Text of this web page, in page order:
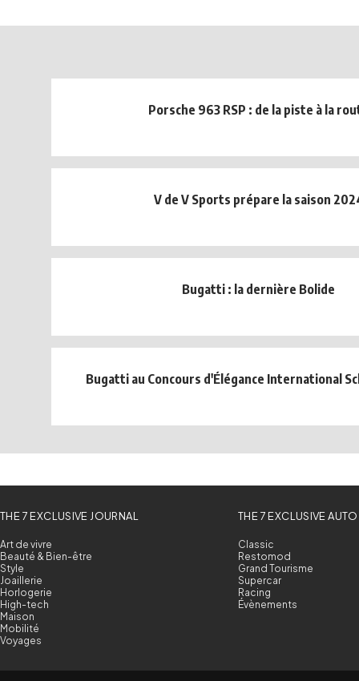
Porsche 963 RSP : de la piste à la
V de V Sports prépare la saison
Bugatti : la dernière Bolide
Bugatti au Concours d'Élégance International
THE 7 EXCLUSIVE JOURNAL
Art de vivre
Beauté & Bien-être
Style
Joaillerie
Horlogerie
High-tech
Maison
Mobilité
Voyages
THE 7 EXCLUSIVE AUTO
Classic
Restomod
Grand Tourisme
Supercar
Racing
Évènements